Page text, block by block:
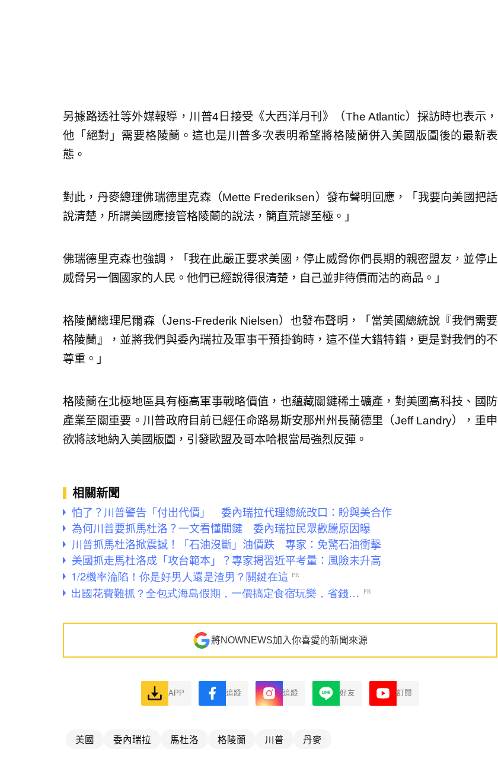
另據路透社等外媒報導，川普4日接受《大西洋月刊》（The Atlantic）採訪時也表示，
他「絕對」需要格陵蘭。這也是川普多次表明希望將格陵蘭併入美國版圖後的最新表
態。
對此，丹麥總理佛瑞德里克森（Mette Frederiksen）發布聲明回應，「我要向美國把話
說清楚，所謂美國應接管格陵蘭的說法，簡直荒謬至極。」
佛瑞德里克森也強調，「我在此嚴正要求美國，停止威脅你們長期的親密盟友，並停止
威脅另一個國家的人民。他們已經說得很清楚，自己並非待價而沽的商品。」
格陵蘭總理尼爾森（Jens-Frederik Nielsen）也發布聲明，「當美國總統說『我們需要
格陵蘭』，並將我們與委內瑞拉及軍事干預掛鉤時，這不僅大錯特錯，更是對我們的不
尊重。」
格陵蘭在北極地區具有極高軍事戰略價值，也蘊藏關鍵稀土礦產，對美國高科技、國防
產業至關重要。川普政府目前已經任命路易斯安那州州長蘭德里（Jeff Landry），重申
欲將該地納入美國版圖，引發歐盟及哥本哈根當局強烈反彈。
相關新聞
怕了？川普警告「付出代價」 委內瑞拉代理總統改口：盼與美合作
為何川普要抓馬杜洛？一文看懂關鍵 委內瑞拉民眾歡騰原因曝
川普抓馬杜洛掀震撼！「石油沒斷」油價跌 專家：免驚石油衝擊
美國抓走馬杜洛成「攻台範本」？專家揭習近平考量：風險未升高
將NOWNEWS加入你喜愛的新聞來源
APP 追蹤 追蹤 好友 訂閱
美國 委內瑞拉 馬杜洛 格陵蘭 川普 丹麥